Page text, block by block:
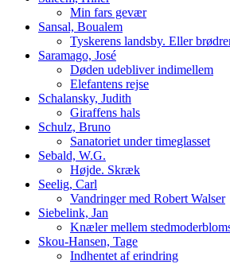
Min fars gevær
Sansal, Boualem
Tyskerens landsby. Eller
Saramago, José
Døden udebliver indimellem
Elefantens rejse
Schalansky, Judith
Giraffens hals
Schulz, Bruno
Sanatoriet under timeglasset
Sebald, W.G.
Højde. Skræk
Seelig, Carl
Vandringer med Robert Walser
Siebelink, Jan
Knæler mellem
Skou-Hansen, Tage
Indhentet af erindring